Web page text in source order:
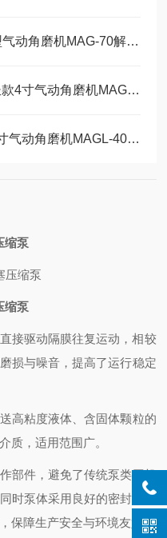
日本NITTO日东工器 7 寸重型气动角磨机MAG-70解决方案
日本NITTO日东工器防水加长款4寸气动角磨机MAGW-40维修保养
日本NITTO日东工器加长型4寸气动角磨机MAGL-40技术参数
缩泵
缩泵
接驱动隔膜往复运动，相较
损与噪音，提高了运行稳定
高粘度液体、含固体颗粒的
质，适用范围广。
部件，避免了传统泵类因机
时泵体采用良好的密封设计
保障生产安全与环境友好。